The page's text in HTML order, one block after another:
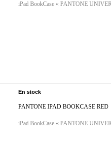
iPad BookCase « PANTONE
En stock
PANTONE IPAD BOOKCASE RED
iPad BookCase « PANTONE